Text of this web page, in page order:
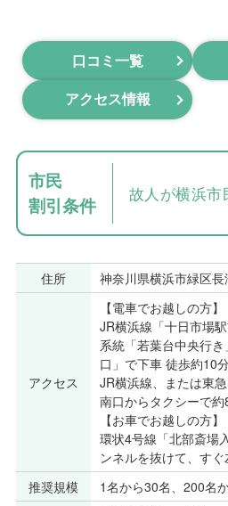
口コミ一覧
アクセス情報
市民
割引条件
故人が横浜市
住所 神奈川県横浜市緑区
アクセス
【電車でお越しの方】
JR横浜線「十日市場
系統「若葉台中央行
口」で下車 徒歩約10
JR横浜線、または東
南口からタクシーで約
【お車でお越しの方】
環状4号線「北部斎場
ンネルを抜けて、すぐ
推奨規模
1名から30名、200名